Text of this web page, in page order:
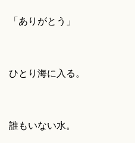
「ありがとう」
ひとり海に入る。
誰もいない水。